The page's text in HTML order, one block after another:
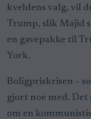
kveldens valg, vil
Trump, slik Majid
en gavepakke til
York.
Boligpriskrisen –
gjort noe med. Det
om en